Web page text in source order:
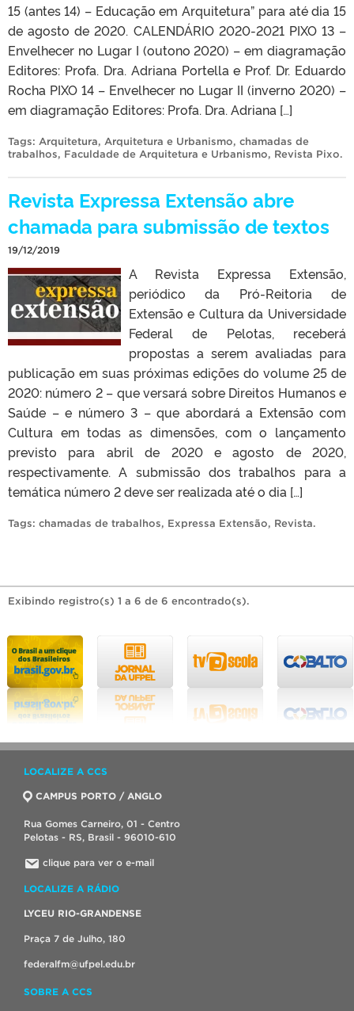
15 (antes 14) – Educação em Arquitetura” para até dia 15
de agosto de 2020. CALENDÁRIO 2020-2021 PIXO 13 –
Envelhecer no Lugar I (outono 2020) – em diagramação
Editores: Profa. Dra. Adriana Portella e Prof. Dr. Eduardo
Rocha PIXO 14 – Envelhecer no Lugar II (inverno 2020) –
em diagramação Editores: Profa. Dra. Adriana […]
Tags: Arquitetura, Arquitetura e Urbanismo, chamadas de
trabalhos, Faculdade de Arquitetura e Urbanismo, Revista Pixo.
Revista Expressa Extensão abre
chamada para submissão de textos
19/12/2019
A Revista Expressa Extensão,
periódico da Pró-Reitoria de
Extensão e Cultura da Universidade
Federal de Pelotas, receberá
propostas a serem avaliadas para
publicação em suas próximas edições do volume 25 de
2020: número 2 – que versará sobre Direitos Humanos e
Saúde – e número 3 – que abordará a Extensão com
Cultura em todas as dimensões, com o lançamento
previsto para abril de 2020 e agosto de 2020,
respectivamente. A submissão dos trabalhos para a
temática número 2 deve ser realizada até o dia […]
Tags: chamadas de trabalhos, Expressa Extensão, Revista.
Exibindo registro(s) 1 a 6 de 6 encontrado(s).
LOCALIZE A CCS
CAMPUS PORTO / ANGLO
Rua Gomes Carneiro, 01 - Centro
Pelotas - RS, Brasil - 96010-610
clique para ver o e-mail
LOCALIZE A RÁDIO
LYCEU RIO-GRANDENSE
Praça 7 de Julho, 180
federalfm@ufpel.edu.br
SOBRE A CCS